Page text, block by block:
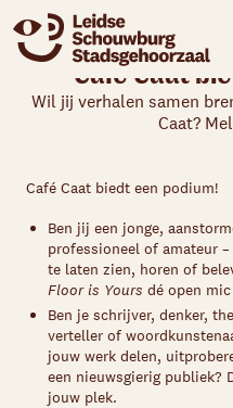
Café Caat
Wil jij verhalen samen
Caat?
Café Caat biedt een podium!
Ben jij een jonge,
professioneel of amateur
te laten zien, horen of
Floor is Yours dé open mic
Ben je schrijver, denker,
verteller of woord
jouw werk delen,
een nieuwsgierig publiek?
jouw plek.